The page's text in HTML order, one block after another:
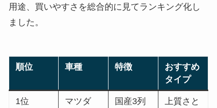
用途、買いやすさを総合的に見てランキング化し
ました。
順位 車種 特徴
おすすめ
タイプ
1位
マツダ
国産3列
上質さと